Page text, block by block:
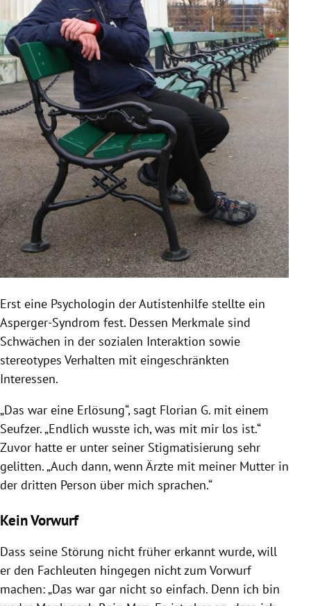
Erst eine Psychologin der Autistenhilfe stellte ein
Asperger-Syndrom fest. Dessen Merkmale sind
Schwächen in der sozialen Interaktion sowie
stereotypes Verhalten mit eingeschränkten
Interessen.
„Das war eine Erlösung“, sagt Florian G. mit einem
Seufzer. „Endlich wusste ich, was mit mir los ist.“
Zuvor hatte er unter seiner Stigmatisierung sehr
gelitten. „Auch dann, wenn Ärzte mit meiner Mutter in
der dritten Person über mich sprachen.“
Kein Vorwurf
Dass seine Störung nicht früher erkannt wurde, will
er den Fachleuten hingegen nicht zum Vorwurf
machen: „Das war gar nicht so einfach. Denn ich bin